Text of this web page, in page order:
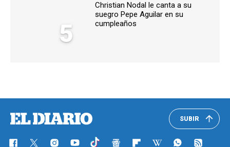
5
Christian Nodal le canta a su
suegro Pepe Aguilar en su
cumpleaños
SUBIR